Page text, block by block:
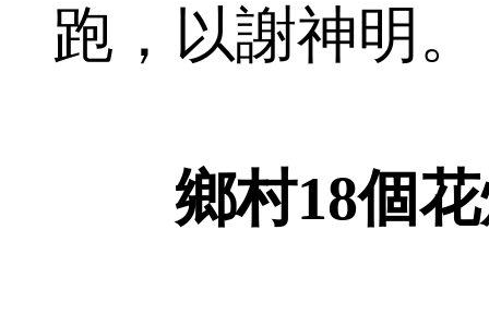
跑，以謝神明。
鄉村18個